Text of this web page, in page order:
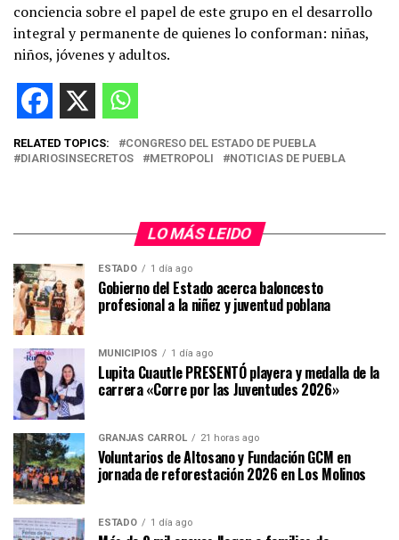
conciencia sobre el papel de este grupo en el desarrollo
integral y permanente de quienes lo conforman: niñas,
niños, jóvenes y adultos.
RELATED TOPICS:
CONGRESO DEL ESTADO DE PUEBLA
DIARIOSINSECRETOS
METROPOLI NOTICIAS DE PUEBLA
LO MÁS LEIDO
ESTADO 1 día ago
Gobierno del Estado acerca baloncesto
profesional a la niñez y juventud poblana
MUNICIPIOS 1 día ago
Lupita Cuautle PRESENTÓ playera y medalla de la
carrera «Corre por las Juventudes 2026»
GRANJAS CARROL 21 horas ago
Voluntarios de Altosano y Fundación GCM en
jornada de reforestación 2026 en Los Molinos
ESTADO 1 día ago